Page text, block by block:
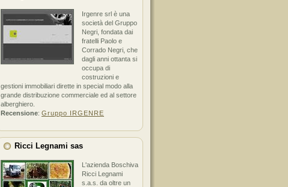
Irgenre srl è una
società del Gruppo
Negri, fondata dai
fratelli Paolo e
Corrado Negri, che
dagli anni ottanta si
occupa di
costruzioni e
gestioni immobiliari dirette in special modo alla
grande distribuzione commerciale ed al settore
alberghiero.
Recensione: Gruppo IRGENRE
Ricci Legnami sas
L'azienda Boschiva
Ricci Legnami
s.a.s. da oltre un